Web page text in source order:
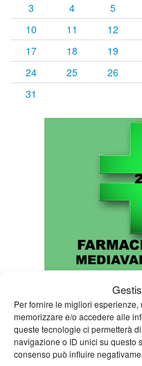
Per fornire le migliori
memorizzare e/o accedere alle
queste tecnologie ci permetterà
navigazione o ID unici su questo
consenso può influire
3
4 5
10
11 12
17
18 19
24
25 26
31